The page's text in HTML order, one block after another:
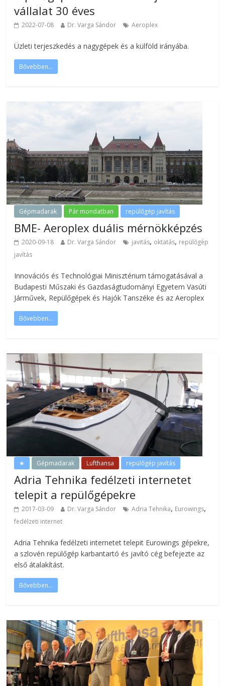
vállalat 30 éves
2022-07-08 Dr. Varga Sándor Aeroplex
Üzleti terjeszkedés a nagygépek és a külföld irányába.
Bővebben...
Gépmadarak Pár mondatban repülőgép javítás
BME- Aeroplex duális mérnökképzés
2020-09-18 Dr. Varga Sándor javitás, oktatás, repülőgép
javítás
Innovációs és Technológiai Minisztérium támogatásával a
Budapesti Műszaki és Gazdaságtudományi Egyetem Vasúti
Járművek, Repülőgépek és Hajók Tanszéke és az Aeroplex
Bővebben...
★ Gépmadarak Lufthansa repülőgép javítás
Adria Tehnika fedélzeti internetet
telepit a repülőgépekre
2017-03-09 Dr. Varga Sándor Adria Tehnika, Eurowings,
fedélzeti internet
Adria Tehnika fedélzeti internetet telepit Eurowings gépekre,
a szlovén repülőgép karbantartó és javító cég befejezte az
első átalakítást.
Bővebben...